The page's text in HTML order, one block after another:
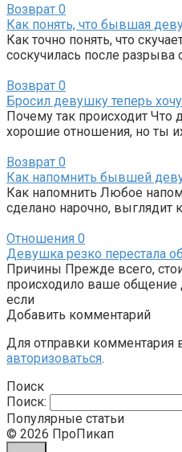
Возврат 0
Как понять, что бывшая
Как точно понять, что
соскучилась после разрыва
Возврат 0
Бросил девушку теперь
Почему так происходит Что
хорошие отношения, но ты
Возврат 0
Как напомнить бывшей
Как напомнить Любое
сделано нарочно, выглядит
Отношения 0
Девушка резко перестала
Причины Прежде всего,
происходило ваше общение
если
Добавить комментарий
Для отправки комментария
авторизоваться.
Поиск
Поиск:
Популярные статьи
© 2026 ПроПикап